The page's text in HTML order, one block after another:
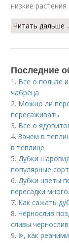
низкие
Читать дальше
Последние
1. Все о пользе
чабреца
2. Можно ли
пересаживать
3. Все о
4.Зачем в
в теплице
5. Дубки
популярные
6. Дубки цветы
пересадки
7. Как сажать
8.Чернослив
сливы чернослив
9. ᐉ, как